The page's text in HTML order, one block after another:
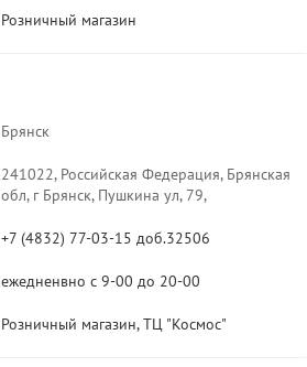
Розничный магазин
Брянск
241022, Российская Федерация, Брянская
обл, г Брянск, Пушкина ул, 79,
+7 (4832) 77-03-15 доб.32506
ежедненвно с 9-00 до 20-00
Розничный магазин, ТЦ "Космос"